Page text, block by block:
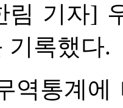
림 기자]
기록했다.
역통계